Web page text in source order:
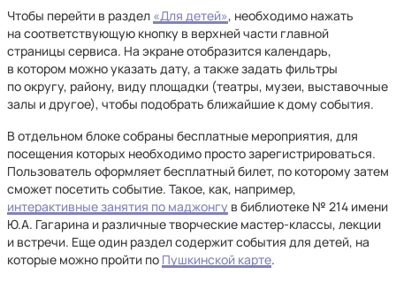
Чтобы перейти в раздел «Для детей», необходимо нажать
на соответствующую кнопку в верхней части главной
страницы сервиса. На экране отобразится календарь,
в котором можно указать дату, а также задать фильтры
по округу, району, виду площадки (театры, музеи, выставочные
залы и другое), чтобы подобрать ближайшие к дому события.
В отдельном блоке собраны бесплатные мероприятия, для
посещения которых необходимо просто зарегистрироваться.
Пользователь оформляет бесплатный билет, по которому затем
сможет посетить событие. Такое, как, например,
интерактивные занятия по маджонгу в библиотеке № 214 имени
Ю.А. Гагарина и различные творческие мастер-классы, лекции
и встречи. Еще один раздел содержит события для детей, на
которые можно пройти по Пушкинской карте.